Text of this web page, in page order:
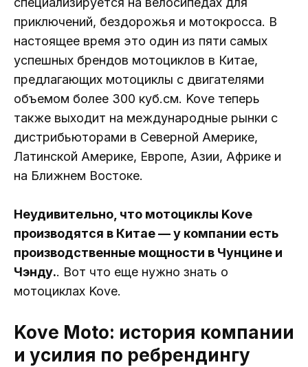
приключений, бездорожья и мотокросса. В
настоящее время это один из пяти самых
успешных брендов мотоциклов в Китае,
предлагающих мотоциклы с двигателями
объемом более 300 куб.см. Kove теперь
также выходит на международные рынки с
дистрибьюторами в Северной Америке,
Латинской Америке, Европе, Азии, Африке и
на Ближнем Востоке.
Неудивительно, что мотоциклы Kove
производятся в Китае — у компании есть
производственные мощности в Чунцине и
Чэнду.. Вот что еще нужно знать о
мотоциклах Kove.
Kove Moto: история компании
и усилия по ребрендингу